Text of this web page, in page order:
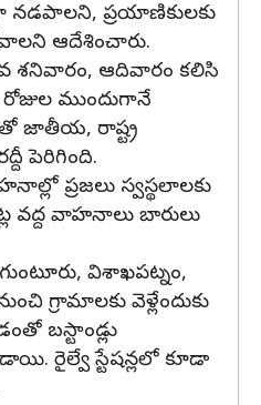
నడపాలని, ప్రయాణికులకు
ఆదేశించారు.
శనివారం, ఆదివారం కలిసి
ముందుగానే
జాతీయ, రాష్ట్ర
పెరిగింది.
ప్రజలు స్వస్థలాలకు
వద్ద వాహనాలు బారులు
విశాఖపట్నం,
గ్రామాలకు వెళ్లేందుకు
బస్టాండ్లు
రైల్వే స్టేషన్లలో కూడా